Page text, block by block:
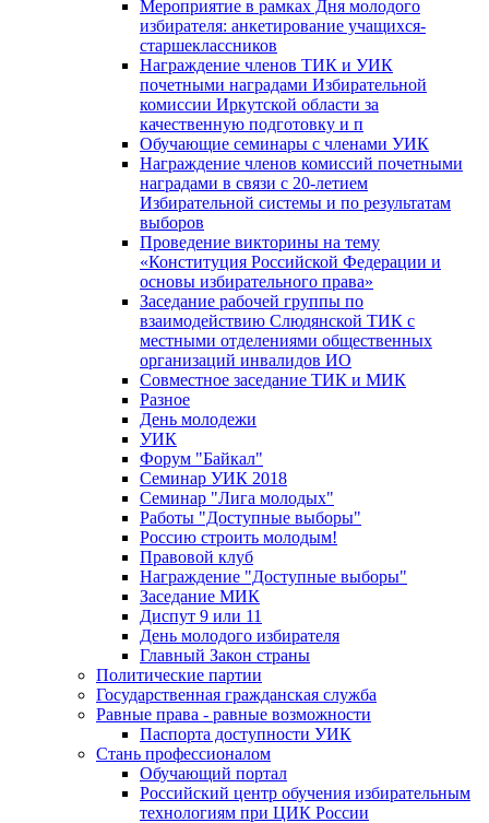
Мероприятие в рамках Дня молодого
избирателя: анкетирование учащихся-
старшеклассников
Награждение членов ТИК и УИК
почетными наградами Избирательной
комиссии Иркутской области за
качественную подготовку и п
Обучающие семинары с членами УИК
Награждение членов комиссий почетными
наградами в связи с 20-летием
Избирательной системы и по результатам
выборов
Проведение викторины на тему
«Конституция Российской Федерации и
основы избирательного права»
Заседание рабочей группы по
взаимодействию Слюдянской ТИК с
местными отделениями общественных
организаций инвалидов ИО
Совместное заседание ТИК и МИК
Разное
День молодежи
УИК
Форум "Байкал"
Семинар УИК 2018
Семинар "Лига молодых"
Работы "Доступные выборы"
Россию строить молодым!
Правовой клуб
Награждение "Доступные выборы"
Заседание МИК
Диспут 9 или 11
День молодого избирателя
Главный Закон страны
Политические партии
Государственная гражданская служба
Равные права - равные возможности
Паспорта доступности УИК
Стань профессионалом
Обучающий портал
Российский центр обучения избирательным
технологиям при ЦИК России